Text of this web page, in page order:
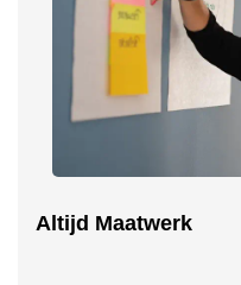
Altijd Maatwerk